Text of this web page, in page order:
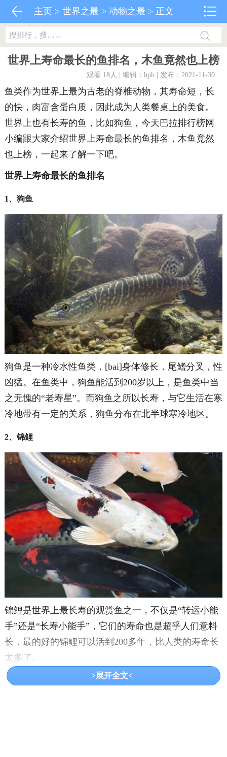
主页 >世界之最 >动物之最 > 正文
世界上寿命最长的鱼排名，木鱼竟然也上榜
观看 18人 | 编辑：hph | 发布：2021-11-30
鱼类作为世界上最为古老的脊椎动物，其寿命短，长
的快，肉富含蛋白质，因此成为人类餐桌上的美食。
世界上也有长寿的鱼，比如狗鱼，今天巴拉排行榜网
小编跟大家介绍世界上寿命最长的鱼排名，木鱼竟然
也上榜，一起来了解一下吧。
世界上寿命最长的鱼排名
1、狗鱼
狗鱼是一种冷水性鱼类，[bai]身体修长，尾鳍分叉，性
凶猛。在鱼类中，狗鱼能活到200岁以上，是鱼类中当
之无愧的“老寿星”。而狗鱼之所以长寿，与它生活在寒
冷地带有一定的关系，狗鱼分布在北半球寒冷地区。
2、锦鲤
锦鲤是世界上最长寿的观赏鱼之一，不仅是“转运小能
手”还是“长寿小能手”，它们的寿命也是超乎人们意料
长，最的好的锦鲤可以活到200多年，比人类的寿命长
太多了。
3、电鳗
>展开全文<